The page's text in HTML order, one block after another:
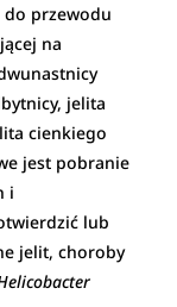
do przewodu
na
jelita
cienkiego
jest pobranie
i
lub
jelit, choroby